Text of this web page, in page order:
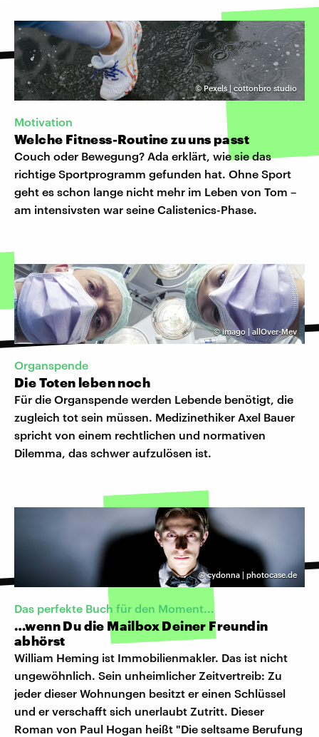
©Pexels | cottonbro studio
Motivation
Welche Fitness-Routine zu uns passt
Couch oder Bewegung? Ada erklärt, wie sie das
richtige Sportprogramm gefunden hat. Ohne Sport
geht es schon lange nicht mehr im Leben von Tom –
am intensivsten war seine Calistenics-Phase.
©imago | allOver-Mev
​Organspende
Die Toten leben noch
Für die Organspende werden Lebende benötigt, die
zugleich tot sein müssen. Medizinethiker Axel Bauer
spricht von einem rechtlichen und normativen
Dilemma, das schwer aufzulösen ist.
©cydonna | photocase.de
Das perfekte Buch für den Moment...
…wenn Du die Mailbox Deiner Freundin
abhörst
William Heming ist Immobilienmakler. Das ist nicht
ungewöhnlich. Sein unheimlicher Zeitvertreib: Zu
jeder dieser Wohnungen besitzt er einen Schlüssel
und er verschafft sich unerlaubt Zutritt. Dieser
Roman von Paul Hogan heißt "Die seltsame Berufung